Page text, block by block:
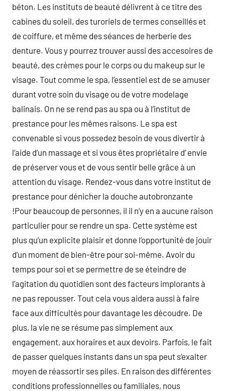
béton. Les instituts de beauté délivrent à ce titre des
cabines du soleil, des turoriels de termes conseillés et
de coiffure, et même des séances de herberie des
denture. Vous y pourrez trouver aussi des accesoires de
beauté, des crèmes pour le corps ou du makeup sur le
visage. Tout comme le spa, l’essentiel est de se amuser
durant votre soin du visage ou de votre modelage
balinais. On ne se rend pas au spa ou à l’institut de
prestance pour les mêmes raisons. Le spa est
convenable si vous possedez besoin de vous divertir à
l’aide d’un massage et si vous êtes propriétaire d’ envie
de préserver vous et de vous sentir belle grâce à un
attention du visage. Rendez-vous dans votre institut de
prestance pour dénicher la douche autobronzante
!Pour beaucoup de personnes, il il n’y en a aucune raison
particulier pour se rendre un spa. Cette système est
plus qu’un explicite plaisir et donne l’opportunité de jouir
d’un moment de bien-être pour soi-même. Avoir du
temps pour soi et se permettre de se éteindre de
l’agitation du quotidien sont des facteurs implorants à
ne pas repousser. Tout cela vous aidera aussi à faire
face aux difficultés pour davantage les découdre. De
plus, la vie ne se résume pas simplement aux
engagement, aux horaires et aux devoirs. Parfois, le fait
de passer quelques instants dans un spa peut s’exalter
moyen de réassortir ses piles. En raison des différentes
conditions professionnelles ou familiales, nous